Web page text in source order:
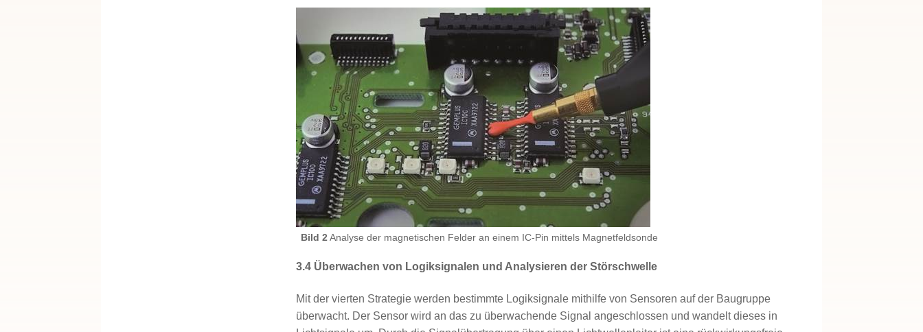
Bild 2 Analyse der magnetischen Felder an einem IC-Pin mittels Magnetfeldsonde
3.4 Überwachen von Logiksignalen und Analysieren der Störschwelle
Mit der vierten Strategie werden bestimmte Logiksignale mithilfe von Sensoren auf der Baugruppe
überwacht. Der Sensor wird an das zu überwachende Signal angeschlossen und wandelt dieses in